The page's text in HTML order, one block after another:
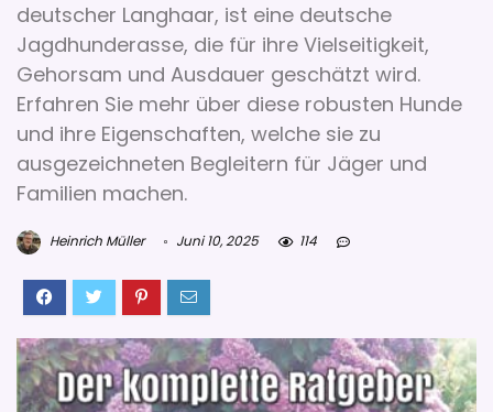
deutscher Langhaar, ist eine deutsche
Jagdhunderasse, die für ihre Vielseitigkeit,
Gehorsam und Ausdauer geschätzt wird.
Erfahren Sie mehr über diese robusten Hunde
und ihre Eigenschaften, welche sie zu
ausgezeichneten Begleitern für Jäger und
Familien machen.
Heinrich Müller Juni 10, 2025 114